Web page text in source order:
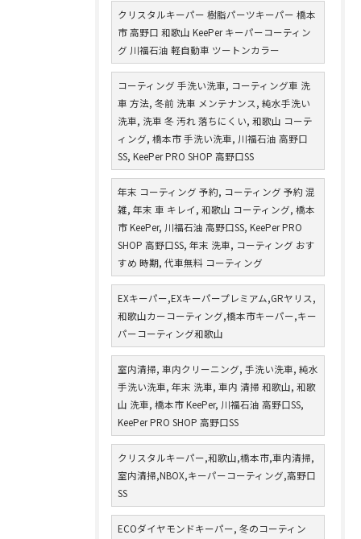
クリスタルキーパー 樹脂パーツキーパー 橋本
市 高野口 和歌山 KeePer キーパーコーティン
グ 川福石油 軽自動車 ツートンカラー
コーティング 手洗い洗車, コーティング車 洗
車 方法, 冬前 洗車 メンテナンス, 純水手洗い
洗車, 洗車 冬 汚れ 落ちにくい, 和歌山 コーテ
ィング, 橋本市 手洗い洗車, 川福石油 高野口
SS, KeePer PRO SHOP 高野口SS
年末 コーティング 予約, コーティング 予約 混
雑, 年末 車 キレイ, 和歌山 コーティング, 橋本
市 KeePer, 川福石油 高野口SS, KeePer PRO
SHOP 高野口SS, 年末 洗車, コーティング おす
すめ 時期, 代車無料 コーティング
EXキーパー,EXキーパープレミアム,GRヤリス,
和歌山カーコーティング,橋本市キーパー,キー
パーコーティング和歌山
室内清掃, 車内クリーニング, 手洗い洗車, 純水
手洗い洗車, 年末 洗車, 車内 清掃 和歌山, 和歌
山 洗車, 橋本市 KeePer, 川福石油 高野口SS,
KeePer PRO SHOP 高野口SS
クリスタルキーパー,和歌山,橋本市,車内清掃,
室内清掃,NBOX,キーパーコーティング,高野口
SS
ECOダイヤモンドキーパー, 冬のコーティン